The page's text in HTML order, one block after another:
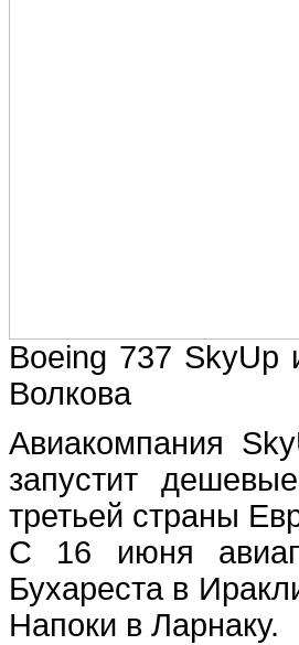
Boeing 737 SkyUp
Волкова
Авиакомпания
запустит
третьей страны
С 16 июня
Бухареста в
Напоки в Ларнаку.